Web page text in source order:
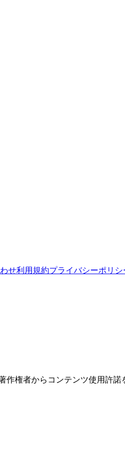
せ利用規約プライバシーポリシ
権者からコンテンツ使用許